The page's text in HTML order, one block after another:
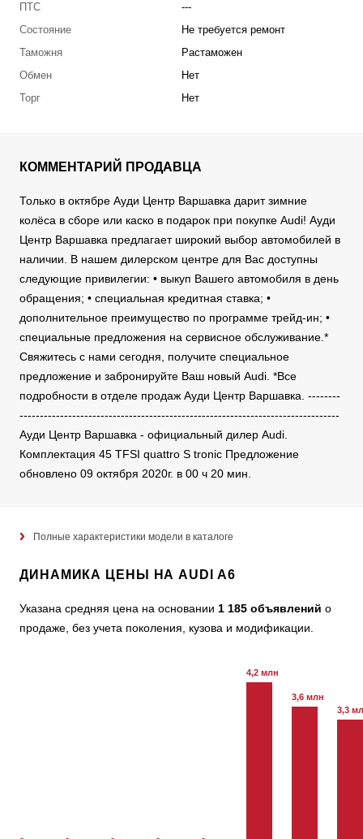
ПТС
---
Состояние
Не требуется ремонт
Таможня
Растаможен
Обмен
Нет
Торг
Нет
КОММЕНТАРИЙ ПРОДАВЦА
Только в октябре Ауди Центр Варшавка дарит зимние
колёса в сборе или каско в подарок при покупке Audi! Ауди
Центр Варшавка предлагает широкий выбор автомобилей в
наличии. В нашем дилерском центре для Вас доступны
следующие привилегии: • выкуп Вашего автомобиля в день
обращения; • специальная кредитная ставка; •
дополнительное преимущество по программе трейд-ин; •
специальные предложения на сервисное обслуживание.*
Свяжитесь с нами сегодня, получите специальное
предложение и забронируйте Ваш новый Audi. *Все
подробности в отделе продаж Ауди Центр Варшавка. --------
-------------------------------------------------------------------------------
Ауди Центр Варшавка - официальный дилер Audi.
Комплектация 45 TFSI quattro S tronic Предложение
обновлено 09 октября 2020г. в 00 ч 20 мин.
Полные характеристики модели в каталоге
ДИНАМИКА ЦЕНЫ НА AUDI A6
Указана средняя цена на основании 1 185 объявлений о
продаже, без учета поколения, кузова и модификации.
4,2 млн
3,6 млн
3,3